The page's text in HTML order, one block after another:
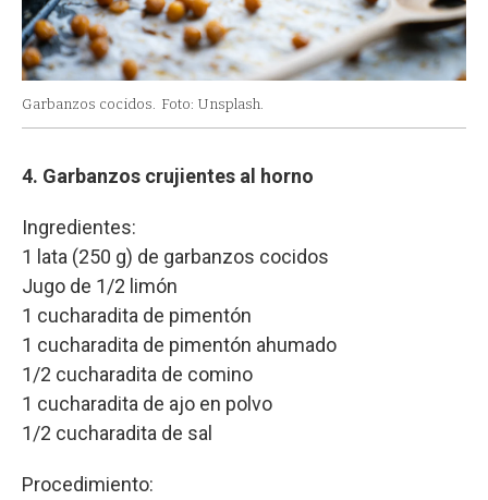
Garbanzos cocidos. Foto: Unsplash.
4. Garbanzos crujientes al horno
Ingredientes:
1 lata (250 g) de garbanzos cocidos
Jugo de 1/2 limón
1 cucharadita de pimentón
1 cucharadita de pimentón ahumado
1/2 cucharadita de comino
1 cucharadita de ajo en polvo
1/2 cucharadita de sal
Procedimiento: